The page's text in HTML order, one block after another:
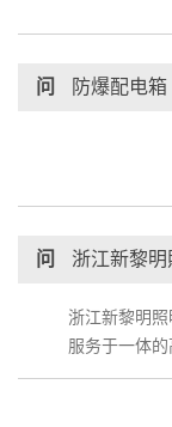
问 防爆配电箱
问 浙江新黎
浙江新黎明
服务于一体
园”、国家